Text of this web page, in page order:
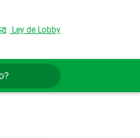
Ley de Lobby